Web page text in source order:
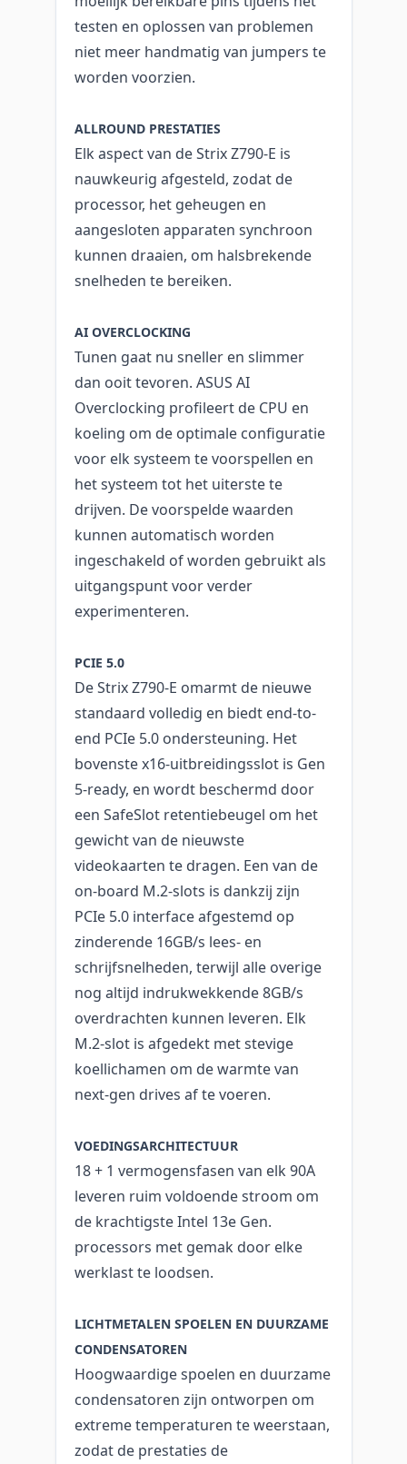
testen en oplossen van problemen
niet meer handmatig van jumpers te
worden voorzien.
ALLROUND PRESTATIES
Elk aspect van de Strix Z790-E is
nauwkeurig afgesteld, zodat de
processor, het geheugen en
aangesloten apparaten synchroon
kunnen draaien, om halsbrekende
snelheden te bereiken.
AI OVERCLOCKING
Tunen gaat nu sneller en slimmer
dan ooit tevoren. ASUS AI
Overclocking profileert de CPU en
koeling om de optimale configuratie
voor elk systeem te voorspellen en
het systeem tot het uiterste te
drijven. De voorspelde waarden
kunnen automatisch worden
ingeschakeld of worden gebruikt als
uitgangspunt voor verder
experimenteren.
PCIE 5.0
De Strix Z790-E omarmt de nieuwe
standaard volledig en biedt end-to-
end PCIe 5.0 ondersteuning. Het
bovenste x16-uitbreidingsslot is Gen
5-ready, en wordt beschermd door
een SafeSlot retentiebeugel om het
gewicht van de nieuwste
videokaarten te dragen. Een van de
on-board M.2-slots is dankzij zijn
PCIe 5.0 interface afgestemd op
zinderende 16GB/s lees- en
schrijfsnelheden, terwijl alle overige
nog altijd indrukwekkende 8GB/s
overdrachten kunnen leveren. Elk
M.2-slot is afgedekt met stevige
koellichamen om de warmte van
next-gen drives af te voeren.
VOEDINGSARCHITECTUUR
18 + 1 vermogensfasen van elk 90A
leveren ruim voldoende stroom om
de krachtigste Intel 13e Gen.
processors met gemak door elke
werklast te loodsen.
LICHTMETALEN SPOELEN EN DUURZAME
CONDENSATOREN
Hoogwaardige spoelen en duurzame
condensatoren zijn ontworpen om
extreme temperaturen te weerstaan,
zodat de prestaties de